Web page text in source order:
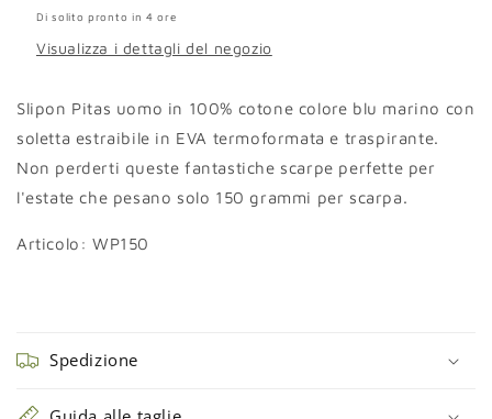
Di solito pronto in 4 ore
Visualizza i dettagli del negozio
Slipon Pitas uomo in 100% cotone colore blu marino con
soletta estraibile in EVA termoformata e traspirante.
Non perderti queste fantastiche scarpe perfette per
l'estate che pesano solo 150 grammi per scarpa.
Articolo: WP150
Spedizione